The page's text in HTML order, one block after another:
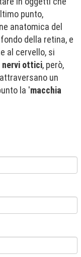
punto,
anatomica del
della retina, e
al cervello, si
nervi ottici, però,
un
la 'macchia